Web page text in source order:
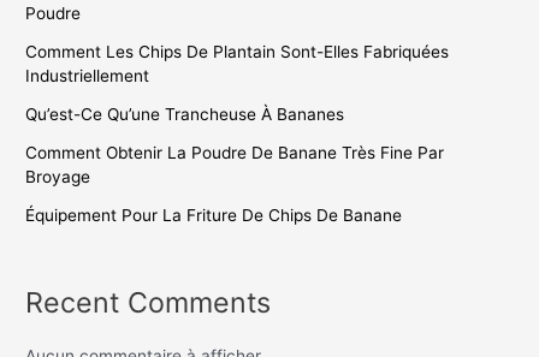
Poudre
Comment Les Chips De Plantain Sont-Elles Fabriquées
Industriellement
Qu’est-Ce Qu’une Trancheuse À Bananes
Comment Obtenir La Poudre De Banane Très Fine Par
Broyage
Équipement Pour La Friture De Chips De Banane
Recent Comments